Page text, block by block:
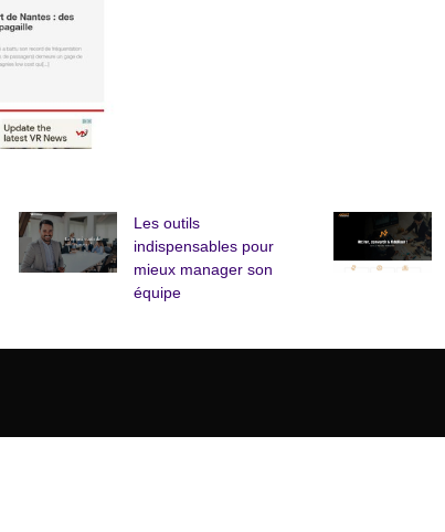
Les outils
indispensables pour
mieux manager son
équipe